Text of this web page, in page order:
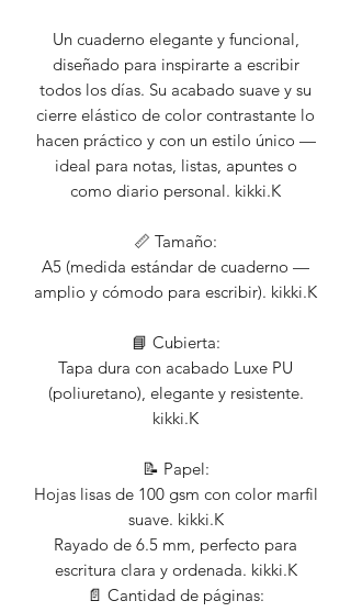
Un cuaderno elegante y funcional,
diseñado para inspirarte a escribir
todos los días. Su acabado suave y su
cierre elástico de color contrastante lo
hacen práctico y con un estilo único —
ideal para notas, listas, apuntes o
como diario personal. kikki.K
📏 Tamaño:
A5 (medida estándar de cuaderno —
amplio y cómodo para escribir). kikki.K
📘 Cubierta:
Tapa dura con acabado Luxe PU
(poliuretano), elegante y resistente.
kikki.K
📝 Papel:
Hojas lisas de 100 gsm con color marfil
suave. kikki.K
Rayado de 6.5 mm, perfecto para
escritura clara y ordenada. kikki.K
📄 Cantidad de páginas: